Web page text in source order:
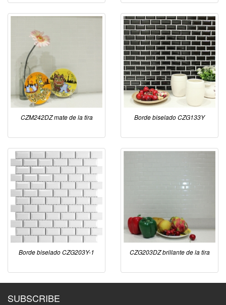
CZM242DZ mate de la tira Borde biselado CZG133Y
Borde biselado CZG203Y-1 CZG203DZ brillante de la tira
SUBSCRIBE